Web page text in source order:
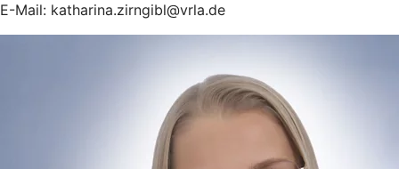
E-Mail: katharina.zirngibl@vrla.de